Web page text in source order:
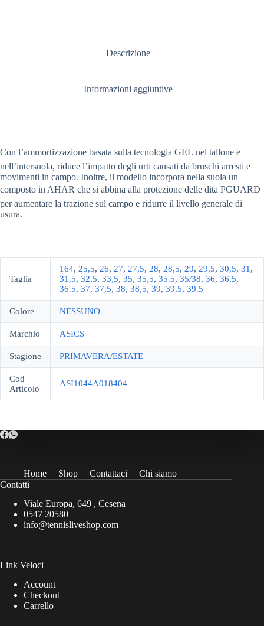
Descrizione
Informazioni aggiuntive
Con l’ammortizzazione basata sulla tecnologia GEL nel tallone e
nell’intersuola, riduce l’impatto degli urti causati da bruschi arresti e
movimenti in campo. Inoltre, il modello incorpora nella suola un
composto in AHAR che si abbina alla protezione delle dita PGUARD
per aumentare la trazione sul campo e ridurre il livello generale di
usura.
Taglia
164, 25,5, 26, 27, 27,5, 28, 28,5, 29, 29,5, 30,5, 31 ,
31,5, 32,5, 33,5, 35, 35,5, 35.5, 35/38, 36, 36,5,
36.5, 37, 37,5, 38, 38,5, 39, 39,5, 39.5
Colore NESSUNO
Marchio ASICS
Stagione PRIMAVERA/ESTATE
Cod
Articolo
ASI1044A018404
Home Shop Contattaci
Chi siamo
Contatti
Viale Europa, 649 , Cesena
0547 20580
info@tennisliveshop.com
Link Veloci
Account
Checkout
Carrello